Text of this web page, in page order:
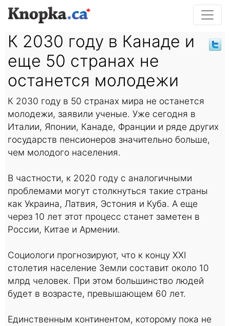
К 2030 году в Канаде и
еще 50 странах не
останется молодежи
К 2030 году в 50 странах мира не останется
молодежи, заявили ученые. Уже сегодня в
Италии, Японии, Канаде, Франции и ряде других
государств пенсионеров значительно больше,
чем молодого населения.
В частности, к 2020 году с аналогичными
проблемами могут столкнуться такие страны
как Украина, Латвия, Эстония и Куба. А еще
через 10 лет этот процесс станет заметен в
России, Китае и Армении.
Социологи прогнозируют, что к концу XXI
столетия население Земли составит около 10
млрд человек. При этом большинство людей
будет в возрасте, превышающем 60 лет.
Единственным континентом, которому пока не